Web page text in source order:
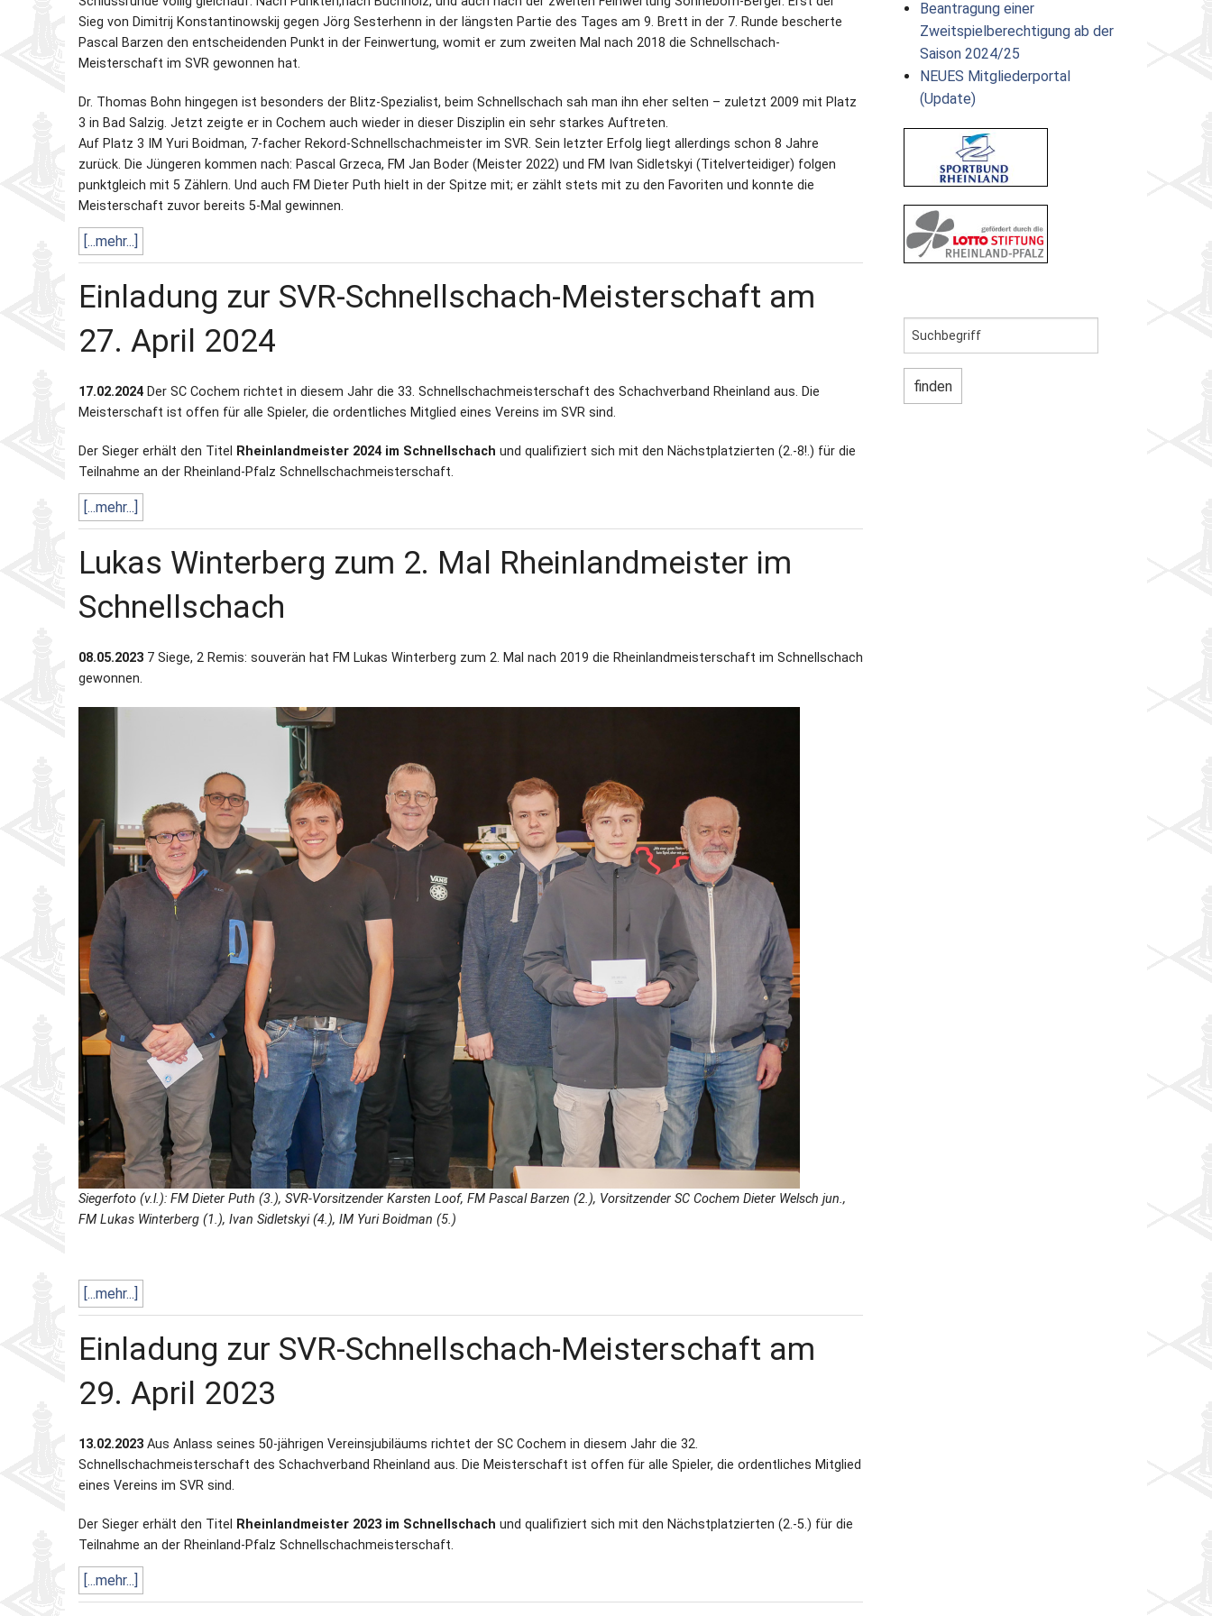
Schiedsgericht
Partner Schnellschach-E.
Senioren-SSEM
Sieg von Dimitrij Konstantinowskij gegen Jörg Sesterhenn in der längsten Partie des Tages am 9. Brett in der 7. Runde bescherte
Pascal Barzen den entscheidenden Punkt in der Feinwertung, womit er zum zweiten Mal nach 2018 die Schnellschach-
Meisterschaft im SVR gewonnen hat.
Dr. Thomas Bohn hingegen ist besonders der Blitz-Spezialist, beim Schnellschach sah man ihn eher selten – zuletzt 2009 mit Platz
3 in Bad Salzig. Jetzt zeigte er in Cochem auch wieder in dieser Disziplin ein sehr starkes Auftreten.
Auf Platz 3 IM Yuri Boidman, 7-facher Rekord-Schnellschachmeister im SVR. Sein letzter Erfolg liegt allerdings schon 8 Jahre
zurück. Die Jüngeren kommen nach: Pascal Grzeca, FM Jan Boder (Meister 2022) und FM Ivan Sidletskyi (Titelverteidiger) folgen
punktgleich mit 5 Zählern. Und auch FM Dieter Puth hielt in der Spitze mit; er zählt stets mit zu den Favoriten und konnte die
Meisterschaft zuvor bereits 5-Mal gewinnen.
[...mehr...]
Einladung zur SVR-Schnellschach-Meisterschaft am
27. April 2024
17.02.2024 Der SC Cochem richtet in diesem Jahr die 33. Schnellschachmeisterschaft des Schachverband Rheinland aus. Die
Meisterschaft ist offen für alle Spieler, die ordentliches Mitglied eines Vereins im SVR sind.
Der Sieger erhält den Titel Rheinlandmeister 2024 im Schnellschach und qualifiziert sich mit den Nächstplatzierten (2.-8!.) für die
Teilnahme an der Rheinland-Pfalz Schnellschachmeisterschaft.
[...mehr...]
Lukas Winterberg zum 2. Mal Rheinlandmeister im
Schnellschach
08.05.2023 7 Siege, 2 Remis: souverän hat FM Lukas Winterberg zum 2. Mal nach 2019 die Rheinlandmeisterschaft im Schnellschach
gewonnen.
Siegerfoto (v.l.): FM Dieter Puth (3.), SVR-Vorsitzender Karsten Loof, FM Pascal Barzen (2.), Vorsitzender SC Cochem Dieter Welsch jun.,
FM Lukas Winterberg (1.), Ivan Sidletskyi (4.), IM Yuri Boidman (5.)
[...mehr...]
Einladung zur SVR-Schnellschach-Meisterschaft am
29. April 2023
13.02.2023 Aus Anlass seines 50-jährigen Vereinsjubiläums richtet der SC Cochem in diesem Jahr die 32.
Schnellschachmeisterschaft des Schachverband Rheinland aus. Die Meisterschaft ist offen für alle Spieler, die ordentliches Mitglied
eines Vereins im SVR sind.
Der Sieger erhält den Titel Rheinlandmeister 2023 im Schnellschach und qualifiziert sich mit den Nächstplatzierten (2.-5.) für die
Teilnahme an der Rheinland-Pfalz Schnellschachmeisterschaft.
[...mehr...]
Beantragung einer
Zweitspielberechtigung ab der
Saison 2024/25
NEUES Mitgliederportal
(Update)